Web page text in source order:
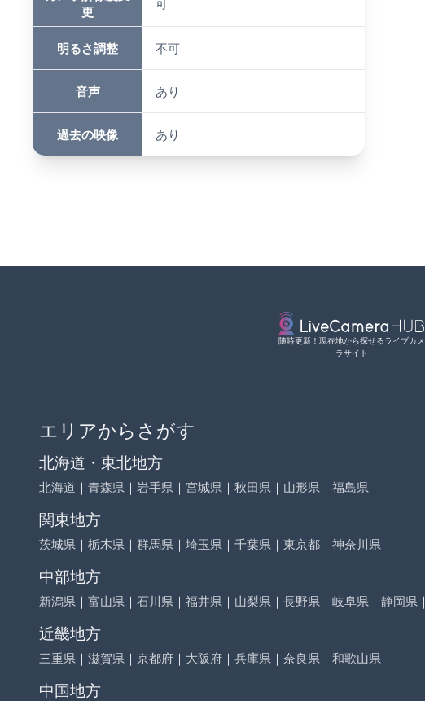
更
明るさ調整 不可
音声 あり
過去の映像 あり
随時更新！現在地から探せるライブカメ
ラサイト
エリアからさがす
北海道・東北地方
北海道 ｜ 青森県 ｜ 岩手県 ｜ 宮城県 ｜ 秋田県 ｜ 山形県 ｜ 福島県
関東地方
茨城県 ｜ 栃木県 ｜ 群馬県 ｜ 埼玉県 ｜ 千葉県 ｜ 東京都 ｜ 神奈川県
中部地方
新潟県 ｜ 富山県 ｜ 石川県 ｜ 福井県 ｜ 山梨県 ｜ 長野県 ｜ 岐阜県 ｜ 静岡県 ｜
近畿地方
三重県 ｜ 滋賀県 ｜ 京都府 ｜ 大阪府 ｜ 兵庫県 ｜ 奈良県 ｜ 和歌山県
中国地方